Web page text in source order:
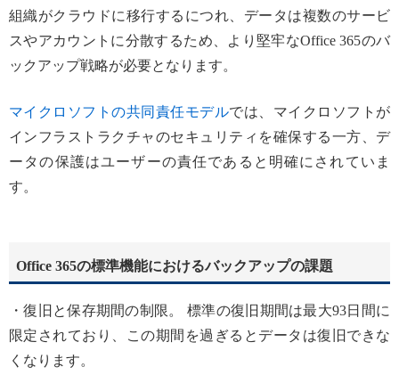
組織がクラウドに移行するにつれ、データは複数のサービ
スやアカウントに分散するため、より堅牢なOffice 365のバ
ックアップ戦略が必要となります。
マイクロソフトの共同責任モデルでは、マイクロソフトが
インフラストラクチャのセキュリティを確保する一方、デ
ータの保護はユーザーの責任であると明確にされていま
す。
Office 365の標準機能におけるバックアップの課題
・復旧と保存期間の制限。 標準の復旧期間は最大93日間に
限定されており、この期間を過ぎるとデータは復旧できな
くなります。